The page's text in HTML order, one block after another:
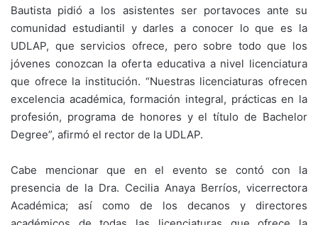
Bautista pidió a los asistentes ser portavoces ante su
comunidad estudiantil y darles a conocer lo que es la
UDLAP, que servicios ofrece, pero sobre todo que los
jóvenes conozcan la oferta educativa a nivel licenciatura
que ofrece la institución. “Nuestras licenciaturas ofrecen
excelencia académica, formación integral, prácticas en la
profesión, programa de honores y el título de Bachelor
Degree”, afirmó el rector de la UDLAP.
Cabe mencionar que en el evento se contó con la
presencia de la Dra. Cecilia Anaya Berríos, vicerrectora
Académica; así como de los decanos y directores